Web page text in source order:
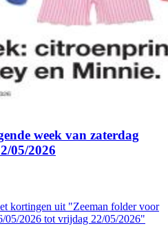
week van zaterdag
05/2026
kortingen uit "Zeeman folder voor
05/2026 tot vrijdag 22/05/2026"